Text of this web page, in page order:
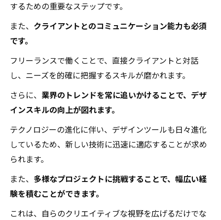
するための重要なステップです。
また、 クライアントとのコミュニケーション能力も必須
です。
フリーランスで働くことで、直接クライアントと対話
し、ニーズを的確に把握するスキルが磨かれます。
さらに、 業界のトレンドを常に追いかけることで、デザ
インスキルの向上が図れます。
テクノロジーの進化に伴い、デザインツールも日々進化
しているため、新しい技術に迅速に適応することが求め
られます。
また、 多様なプロジェクトに挑戦することで、幅広い経
験を積むことができます。
これは、自らのクリエイティブな視野を広げるだけでな